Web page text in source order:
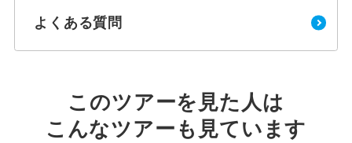
よくある質問
このツアーを見た人は
こんなツアーも見ています